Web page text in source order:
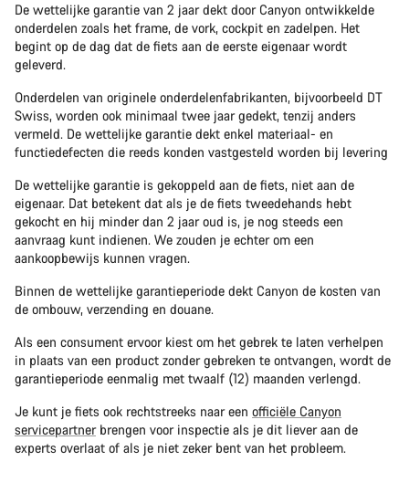
De wettelijke garantie van 2 jaar dekt door Canyon ontwikkelde
onderdelen zoals het frame, de vork, cockpit en zadelpen. Het
begint op de dag dat de fiets aan de eerste eigenaar wordt
geleverd.
Onderdelen van originele onderdelenfabrikanten, bijvoorbeeld DT
Swiss, worden ook minimaal twee jaar gedekt, tenzij anders
vermeld. De wettelijke garantie dekt enkel materiaal- en
functiedefecten die reeds konden vastgesteld worden bij levering
De wettelijke garantie is gekoppeld aan de fiets, niet aan de
eigenaar. Dat betekent dat als je de fiets tweedehands hebt
gekocht en hij minder dan 2 jaar oud is, je nog steeds een
aanvraag kunt indienen. We zouden je echter om een
aankoopbewijs kunnen vragen.
Binnen de wettelijke garantieperiode dekt Canyon de kosten van
de ombouw, verzending en douane.
Als een consument ervoor kiest om het gebrek te laten verhelpen
in plaats van een product zonder gebreken te ontvangen, wordt de
garantieperiode eenmalig met twaalf (12) maanden verlengd.
Je kunt je fiets ook rechtstreeks naar een officiële Canyon
servicepartnerbrengen voor inspectie als je dit liever aan de
experts overlaat of als je niet zeker bent van het probleem.